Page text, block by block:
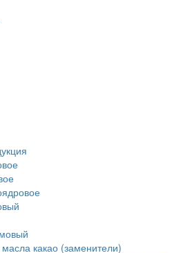
какао (заменители)